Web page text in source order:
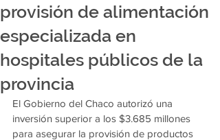
provisión de alimentación
especializada en
hospitales públicos de la
provincia
El Gobierno del Chaco autorizó una
inversión superior a los $3.685 millones
para asegurar la provisión de productos